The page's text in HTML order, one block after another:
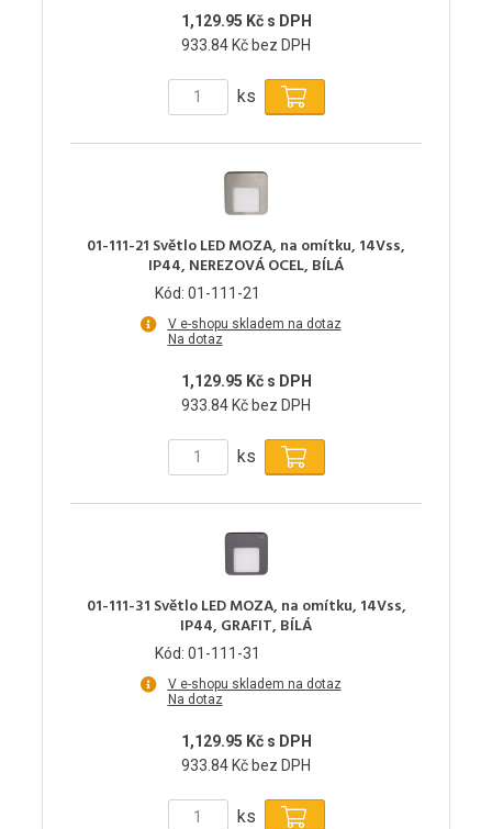
1,129.95 Kč s DPH
933.84 Kč bez DPH
ks
01-111-21 Světlo LED MOZA, na omítku, 14Vss,
IP44, NEREZOVÁ OCEL, BÍLÁ
Kód: 01-111-21
V e-shopu skladem na dotaz
Na dotaz
1,129.95 Kč s DPH
933.84 Kč bez DPH
ks
01-111-31 Světlo LED MOZA, na omítku, 14Vss,
IP44, GRAFIT, BÍLÁ
Kód: 01-111-31
V e-shopu skladem na dotaz
Na dotaz
1,129.95 Kč s DPH
933.84 Kč bez DPH
ks